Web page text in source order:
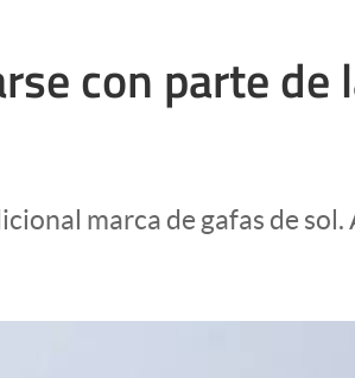
con parte de
marca de gafas de sol.